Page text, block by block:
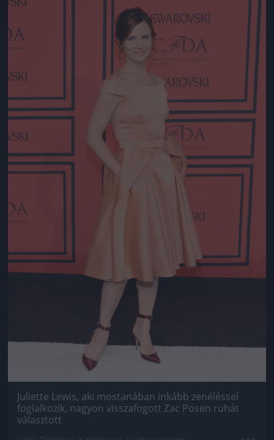
Jön még kép!
Juliette Lewis, aki mostanában inkább zenéléssel
foglalkozik, nagyon visszafogott Zac Posen ruhát
választott